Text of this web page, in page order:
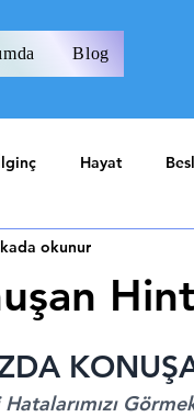
Blog
Hayat
okunur